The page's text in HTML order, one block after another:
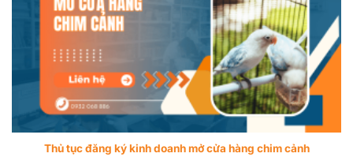
Thủ tục đăng ký kinh doanh mở cửa hàng chim cảnh